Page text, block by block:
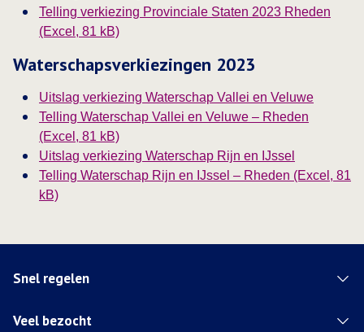
Telling verkiezing Provinciale Staten 2023 Rheden
(Excel, 81 kB)
Waterschapsverkiezingen 2023
Uitslag verkiezing Waterschap Vallei en Veluwe
Telling Waterschap Vallei en Veluwe – Rheden
(Excel, 81 kB)
Uitslag verkiezing Waterschap Rijn en IJssel
Telling Waterschap Rijn en IJssel – Rheden (Excel, 81
kB)
Snel regelen
Veel bezocht